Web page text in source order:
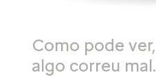
Como pode ver,
algo correu mal.